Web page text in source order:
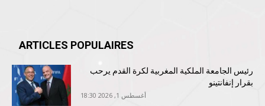
ARTICLES POPULAIRES
رئيس الجامعة الملكية المغربية لكرة القدم يرحب
بقرار إنفانتينو
أغسطس 1, 2026 18:30